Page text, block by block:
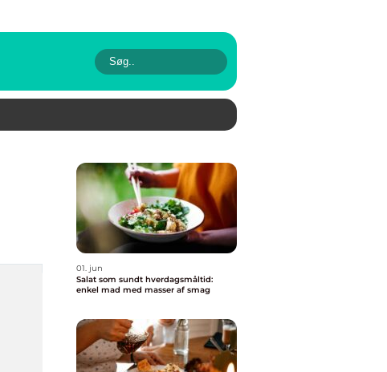
01. jun
Salat som sundt hverdagsmåltid:
enkel mad med masser af smag